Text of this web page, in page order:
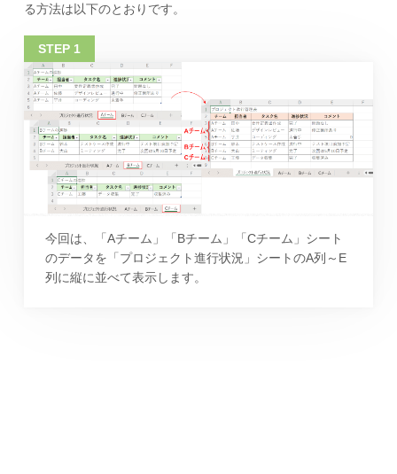
る方法は以下のとおりです。
今回は、「Aチーム」「Bチーム」「Cチーム」シート
のデータを「プロジェクト進行状況」シートのA列～E
列に縦に並べて表示します。